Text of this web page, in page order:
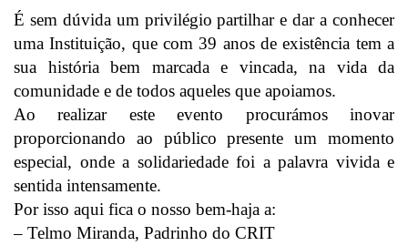
É sem dúvida um privilégio partilhar e dar a conhecer
uma Instituição, que com 39 anos de existência tem a
sua história bem marcada e vincada, na vida da
comunidade e de todos aqueles que apoiamos.
Ao realizar este evento procurámos inovar
proporcionando ao público presente um momento
especial, onde a solidariedade foi a palavra vivida e
sentida intensamente.
Por isso aqui fica o nosso bem-haja a:
– Telmo Miranda, Padrinho do CRIT